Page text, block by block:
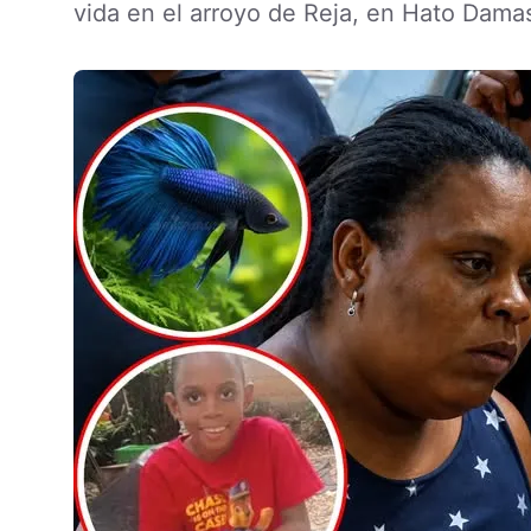
vida en el arroyo de Reja, en Hato